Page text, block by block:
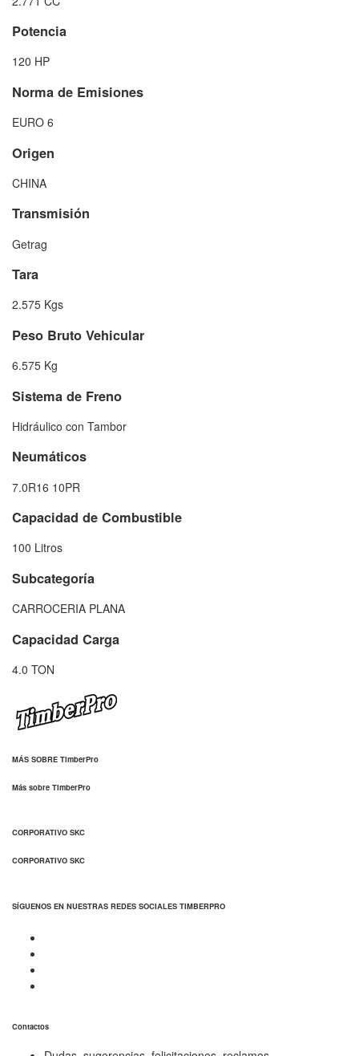
Potencia
120 HP
Norma de Emisiones
EURO 6
Origen
CHINA
Transmisión
Getrag
Tara
2.575 Kgs
Peso Bruto Vehicular
6.575 Kg
Sistema de Freno
Hidráulico con Tambor
Neumáticos
7.0R16 10PR
Capacidad de Combustible
100 Litros
Subcategoría
CARROCERIA PLANA
Capacidad Carga
4.0 TON
MÁS SOBRE TimberPro
Más sobre TimberPro
CORPORATIVO SKC
CORPORATIVO SKC
SÍGUENOS EN NUESTRAS REDES SOCIALES TIMBERPRO
Contactos